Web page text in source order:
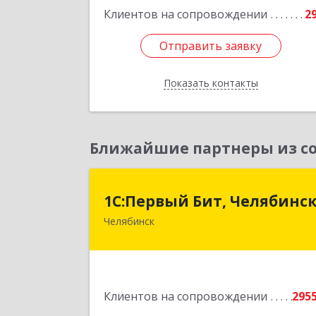
Клиентов на сопровождении
Отправить заявку
Показать контакты
Отправить заявку
Назад
Ближайшие партнеры из
1С:Первый Бит, Челябинск
Челябинск
Клиентов на сопровождении
1С:Первый Бит, Челябинск
454084, Челябинская обл, Челябинск г,